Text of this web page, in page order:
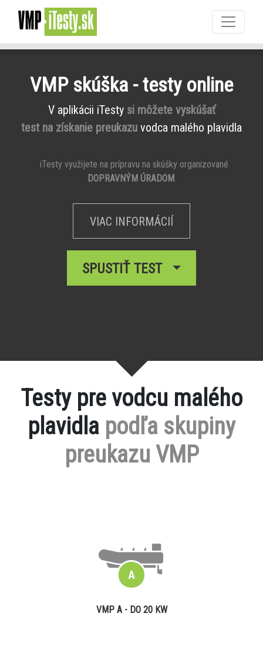
VMP skúška - testy online
V aplikácii iTesty si môžete vyskúšať
test na získanie preukazu vodca malého plavidla
iTesty využijete na prípravu na skúšky organizované
DOPRAVNÝM ÚRADOM.
VIAC INFORMÁCIÍ
SPUSTIŤ TEST
Testy pre vodcu malého
plavidla podľa skupiny
preukazu VMP
VMP A - DO 20 KW